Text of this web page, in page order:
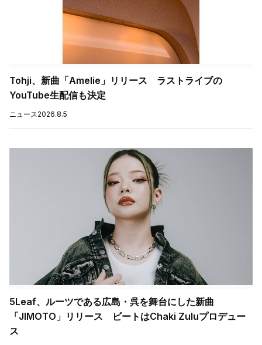
Tohji、新曲「Amelie」リリース ラストライブの
YouTube生配信も決定
ニュース2026.8.5
5Leaf、ルーツである広島・呉を舞台にした新曲
「JIMOTO」リリース ビートはChaki Zuluプロデュー
ス